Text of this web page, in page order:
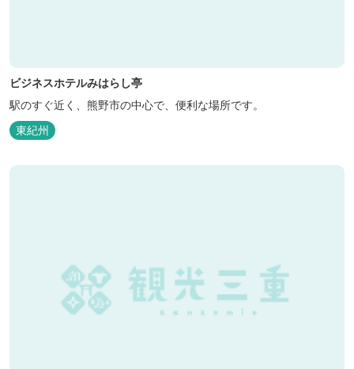
ビジネスホテルみはらし亭
駅のすぐ近く、熊野市の中心で、便利な場所です。
東紀州